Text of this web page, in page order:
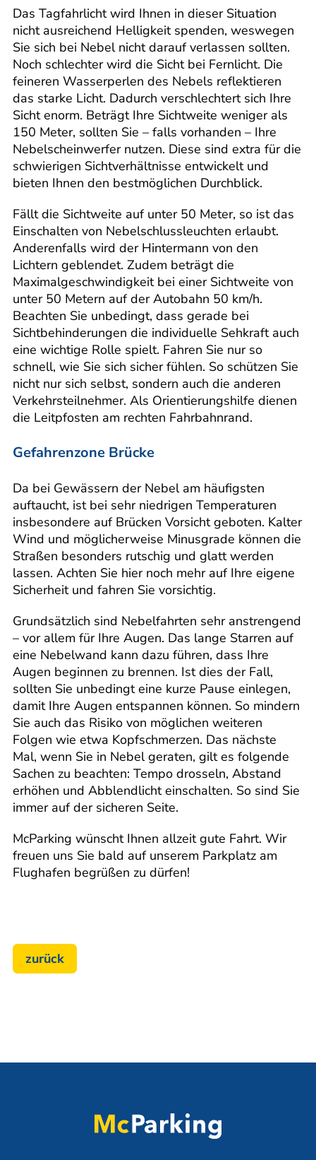
Das Tagfahrlicht wird Ihnen in dieser Situation
nicht ausreichend Helligkeit spenden, weswegen
Sie sich bei Nebel nicht darauf verlassen sollten.
Noch schlechter wird die Sicht bei Fernlicht. Die
feineren Wasserperlen des Nebels reflektieren
das starke Licht. Dadurch verschlechtert sich Ihre
Sicht enorm. Beträgt Ihre Sichtweite weniger als
150 Meter, sollten Sie – falls vorhanden – Ihre
Nebelscheinwerfer nutzen. Diese sind extra für die
schwierigen Sichtverhältnisse entwickelt und
bieten Ihnen den bestmöglichen Durchblick.
Fällt die Sichtweite auf unter 50 Meter, so ist das
Einschalten von Nebelschlussleuchten erlaubt.
Anderenfalls wird der Hintermann von den
Lichtern geblendet. Zudem beträgt die
Maximalgeschwindigkeit bei einer Sichtweite von
unter 50 Metern auf der Autobahn 50 km/h.
Beachten Sie unbedingt, dass gerade bei
Sichtbehinderungen die individuelle Sehkraft auch
eine wichtige Rolle spielt. Fahren Sie nur so
schnell, wie Sie sich sicher fühlen. So schützen Sie
nicht nur sich selbst, sondern auch die anderen
Verkehrsteilnehmer. Als Orientierungshilfe dienen
die Leitpfosten am rechten Fahrbahnrand.
Gefahrenzone Brücke
Da bei Gewässern der Nebel am häufigsten
auftaucht, ist bei sehr niedrigen Temperaturen
insbesondere auf Brücken Vorsicht geboten. Kalter
Wind und möglicherweise Minusgrade können die
Straßen besonders rutschig und glatt werden
lassen. Achten Sie hier noch mehr auf Ihre eigene
Sicherheit und fahren Sie vorsichtig.
Grundsätzlich sind Nebelfahrten sehr anstrengend
– vor allem für Ihre Augen. Das lange Starren auf
eine Nebelwand kann dazu führen, dass Ihre
Augen beginnen zu brennen. Ist dies der Fall,
sollten Sie unbedingt eine kurze Pause einlegen,
damit Ihre Augen entspannen können. So mindern
Sie auch das Risiko von möglichen weiteren
Folgen wie etwa Kopfschmerzen. Das nächste
Mal, wenn Sie in Nebel geraten, gilt es folgende
Sachen zu beachten: Tempo drosseln, Abstand
erhöhen und Abblendlicht einschalten. So sind Sie
immer auf der sicheren Seite.
McParking wünscht Ihnen allzeit gute Fahrt. Wir
freuen uns Sie bald auf unserem Parkplatz am
Flughafen begrüßen zu dürfen!
zurück